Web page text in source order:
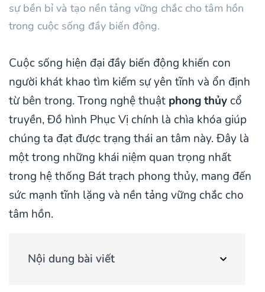
sự bền bỉ và tạo nền tảng vững chắc cho tâm hồn
trong cuộc sống đầy biến động.
Cuộc sống hiện đại đầy biến động khiến con
người khát khao tìm kiếm sự yên tĩnh và ổn định
từ bên trong. Trong nghệ thuật phong thủy cổ
truyền, Đồ hình Phục Vị chính là chìa khóa giúp
chúng ta đạt được trạng thái an tâm này. Đây là
một trong những khái niệm quan trọng nhất
trong hệ thống Bát trạch phong thủy, mang đến
sức mạnh tĩnh lặng và nền tảng vững chắc cho
tâm hồn.
Nội dung bài viết